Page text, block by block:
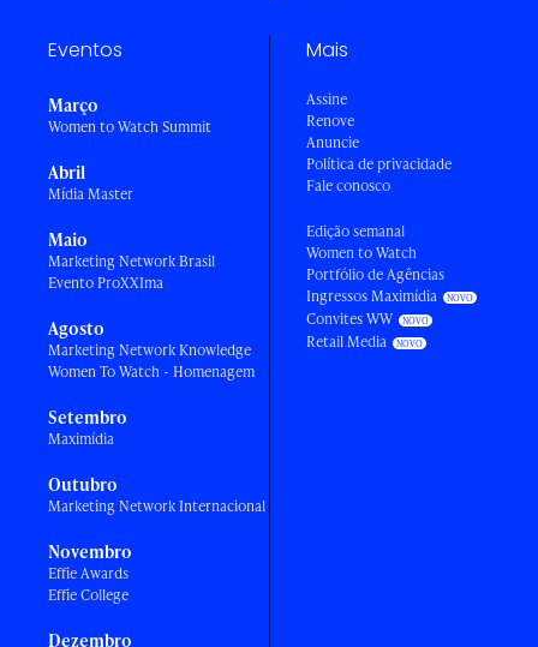
Eventos
Março
Women to Watch Summit
Abril
Mídia Master
Maio
Marketing Network Brasil
Evento ProXXIma
Agosto
Marketing Network Knowledge
Women To Watch - Homenagem
Setembro
Maximídia
Outubro
Marketing Network Internacional
Novembro
Effie Awards
Effie College
Dezembro
Mais
Assine
Renove
Anuncie
Política de privacidade
Fale conosco
Edição semanal
Women to Watch
Portfólio de Agências
Ingressos Maximídia
Convites WW
Retail Media